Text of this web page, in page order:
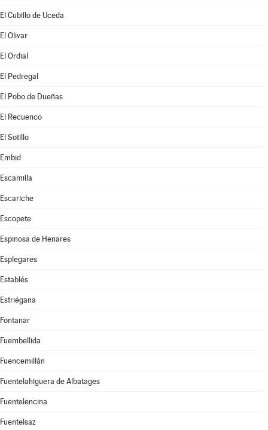
El Cubillo de Uceda
El Olivar
El Ordial
El Pedregal
El Pobo de Dueñas
El Recuenco
El Sotillo
Embid
Escamilla
Escariche
Escopete
Espinosa de Henares
Esplegares
Establés
Estriégana
Fontanar
Fuembellida
Fuencemillán
Fuentelahiguera de Albatages
Fuentelencina
Fuentelsaz